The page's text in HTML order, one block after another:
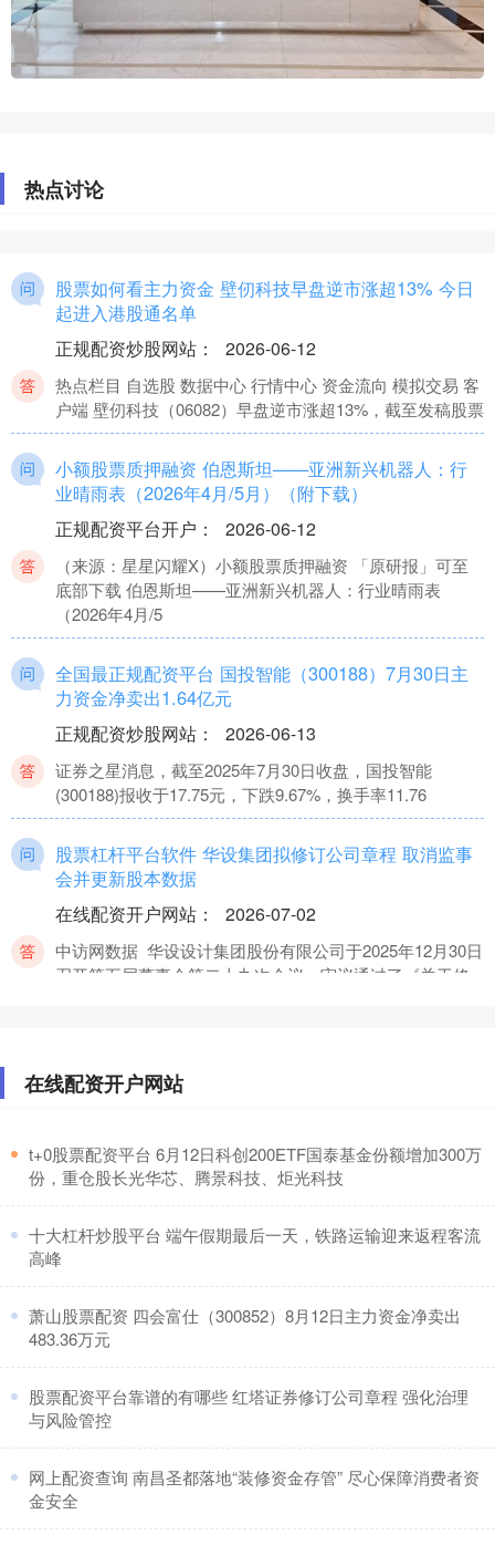
热点讨论
股票如何看主力资金 壁仞科技早盘逆市涨超13% 今日
起进入港股通名单
正规配资炒股网站 ： 2026-06-12
热点栏目 自选股 数据中心 行情中心 资金流向 模拟交易 客
户端 壁仞科技（06082）早盘逆市涨超13%，截至发稿股票
小额股票质押融资 伯恩斯坦——亚洲新兴机器人：行
业晴雨表（2026年4月/5月）（附下载）
正规配资平台开户 ： 2026-06-12
（来源：星星闪耀X）小额股票质押融资 「原研报」可至
底部下载 伯恩斯坦——亚洲新兴机器人：行业晴雨表
（2026年4月/5
全国最正规配资平台 国投智能（300188）7月30日主
力资金净卖出1.64亿元
正规配资炒股网站 ： 2026-06-13
证券之星消息，截至2025年7月30日收盘，国投智能
(300188)报收于17.75元，下跌9.67%，换手率11.76
股票杠杆平台软件 华设集团拟修订公司章程 取消监事
会并更新股本数据
在线配资开户网站 ： 2026-07-02
中访网数据 华设设计集团股份有限公司于2025年12月30日
召开第五届董事会第二十九次会议，审议通过了《关于修
向能源危机！黄金低开博弈缺口！
周一早盘低开向下，走势比较清晰股票配资平台什么意
思，明了；为什么这么说： 第一：上周五，笔者观点是
在线配资开户网站
​t+0股票配资平台 6月12日科创200ETF国泰基金份额增加300万
份，重仓股长光华芯、腾景科技、炬光科技
​十大杠杆炒股平台 端午假期最后一天，铁路运输迎来返程客流
高峰
​萧山股票配资 四会富仕（300852）8月12日主力资金净卖出
483.36万元
​股票配资平台靠谱的有哪些 红塔证券修订公司章程 强化治理
与风险管控
​网上配资查询 南昌圣都落地“装修资金存管” 尽心保障消费者资
金安全